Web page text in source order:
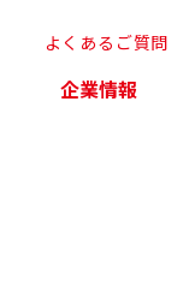
企業情報
よくあるご質問